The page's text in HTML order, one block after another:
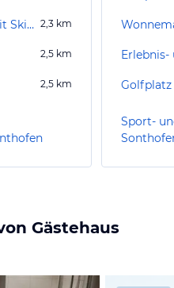
Fischinger Heimathaus mit Skimuseum 2,3 km
2,5 km
2,5 km Golfplatz
Sport-
Gästehaus